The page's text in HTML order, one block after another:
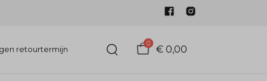
retourtermijn
0
€ 0,00